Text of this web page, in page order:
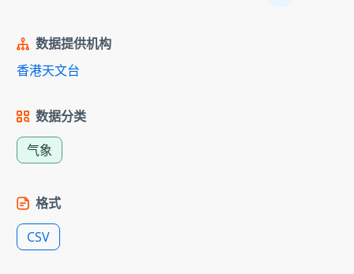
数据提供机构
香港天文台
数据分类
气象
格式
CSV